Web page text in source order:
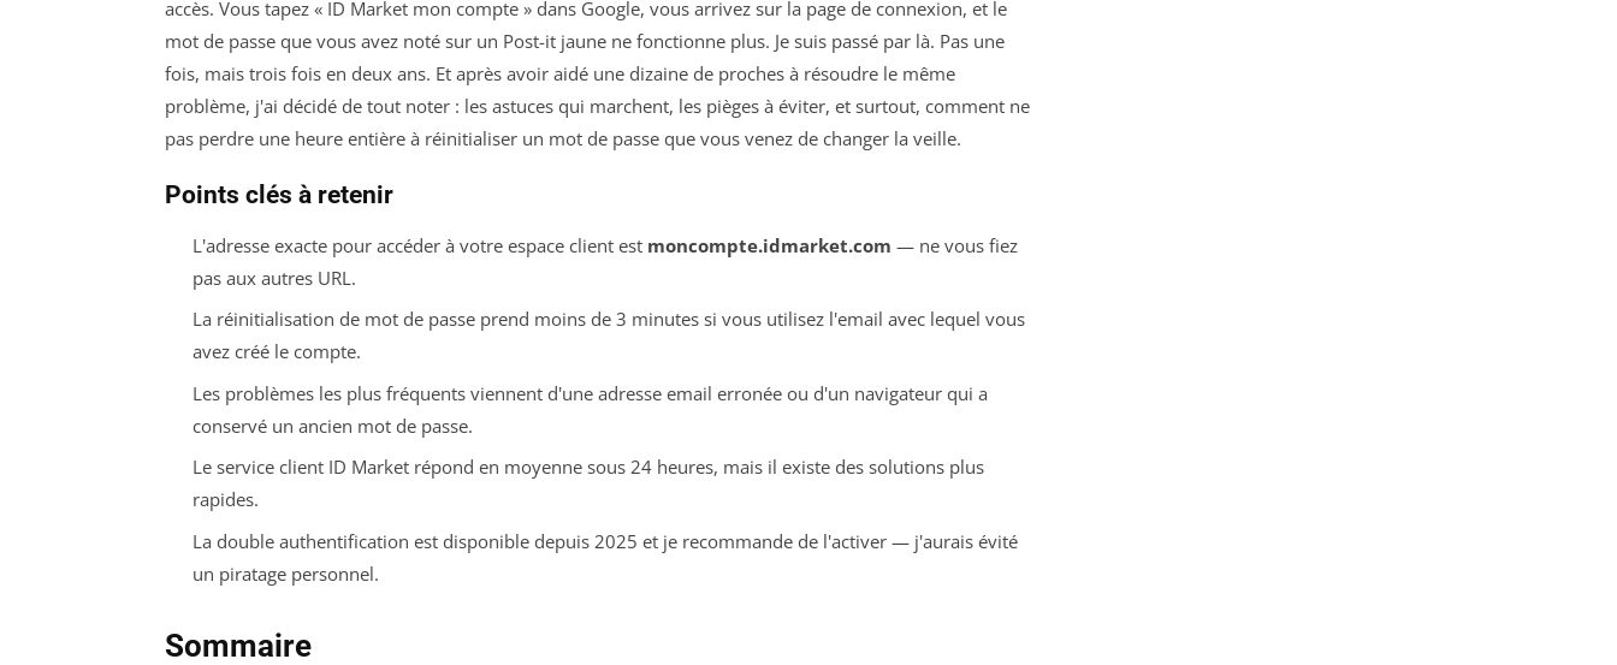
accès. Vous tapez « ID Market mon compte » dans Google, vous arrivez sur la page de connexion, et le
mot de passe que vous avez noté sur un Post-it jaune ne fonctionne plus. Je suis passé par là. Pas une
fois, mais trois fois en deux ans. Et après avoir aidé une dizaine de proches à résoudre le même
problème, j'ai décidé de tout noter : les astuces qui marchent, les pièges à éviter, et surtout, comment ne
pas perdre une heure entière à réinitialiser un mot de passe que vous venez de changer la veille.
Points clés à retenir
L'adresse exacte pour accéder à votre espace client est moncompte.idmarket.com — ne vous fiez
pas aux autres URL.
La réinitialisation de mot de passe prend moins de 3 minutes si vous utilisez l'email avec lequel vous
avez créé le compte.
Les problèmes les plus fréquents viennent d'une adresse email erronée ou d'un navigateur qui a
conservé un ancien mot de passe.
Le service client ID Market répond en moyenne sous 24 heures, mais il existe des solutions plus
rapides.
La double authentification est disponible depuis 2025 et je recommande de l'activer — j'aurais évité
un piratage personnel.
Sommaire